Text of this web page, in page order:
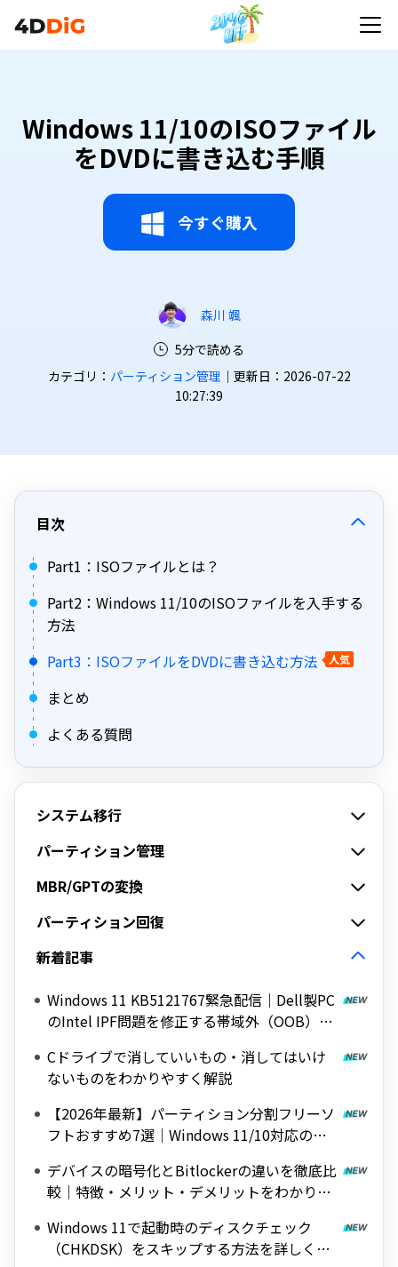
Windows 11/10のISOファイル
をDVDに書き込む手順
今すぐ購入
森川 颯
5分で読める
カテゴリ： パーティション管理 ｜更新日：2026-07-22
10:27:39
目次
Part1：ISOファイルとは？
Part2：Windows 11/10のISOファイルを入手する
方法
Part3：ISOファイルをDVDに書き込む方法
人気
まとめ
よくある質問
システム移行
パーティション管理
MBR/GPTの変換
パーティション回復
新着記事
Windows 11 KB5121767緊急配信｜Dell製PC
のIntel IPF問題を修正する帯域外（OOB）ア
Cドライブで消していいもの・消してはいけ
ないものをわかりやすく解説
【2026年最新】パーティション分割フリーソ
フトおすすめ7選｜Windows 11/10対応の無
デバイスの暗号化とBitlockerの違いを徹底比
較｜特徴・メリット・デメリットをわかりや
Windows 11で起動時のディスクチェック
（CHKDSK）をスキップする方法を詳しく解